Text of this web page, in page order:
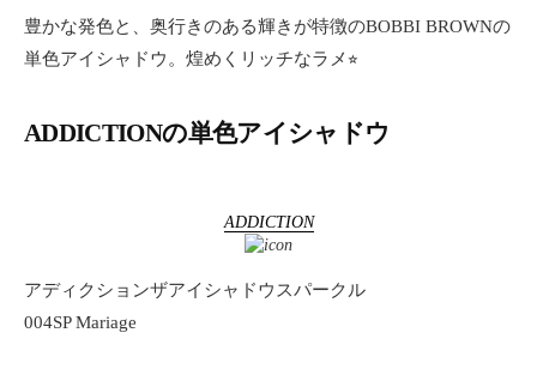
豊かな発色と、奥行きのある輝きが特徴のBOBBI BROWNの
単色アイシャドウ。煌めくリッチなラメ⭐︎
ADDICTIONの単色アイシャドウ
ADDICTION
アディクションザアイシャドウスパークル
004SP Mariage